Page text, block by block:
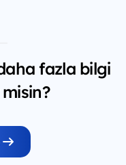
fazla bilgi